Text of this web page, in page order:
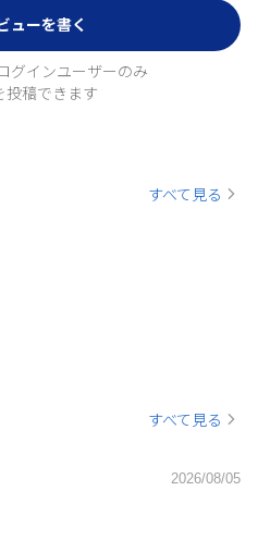
ューを書く
グインユーザーのみ
投稿できます
すべて見る
すべて見る
2026/08/05